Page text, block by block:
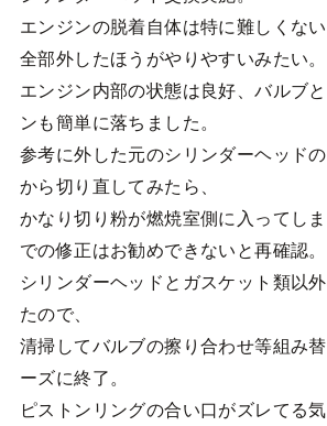
エンジンの脱着自体は特に難しくな
全部外したほうがやりやすいみたい。
エンジン内部の状態は良好、バルブ
ンも簡単に落ちました。
参考に外した元のシリンダーヘッド
から切り直してみたら、
かなり切り粉が燃焼室側に入ってし
での修正はお勧めできないと再確認。
シリンダーヘッドとガスケット類以
たので、
清掃してバルブの擦り合わせ等組み
ーズに終了。
ピストンリングの合い口がズレてる